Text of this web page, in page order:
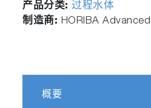
产品分类:过程水体
制造商: HORIBA
概要